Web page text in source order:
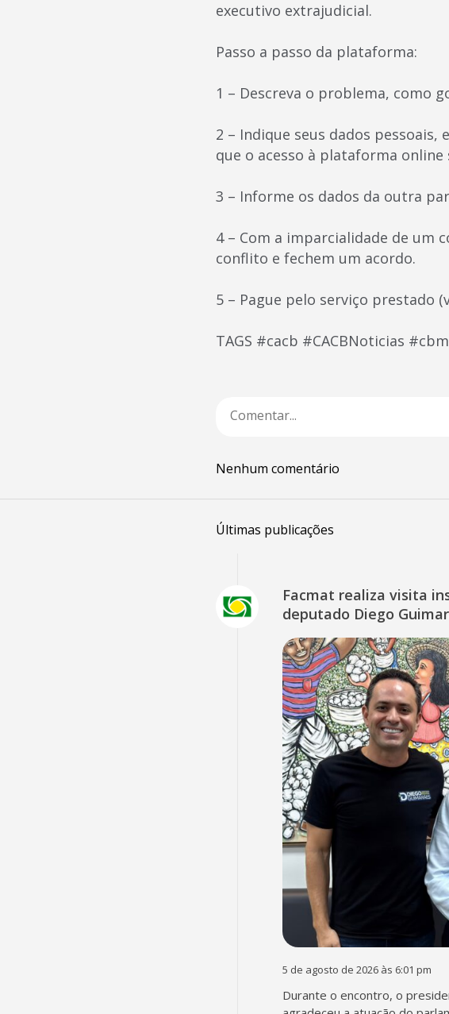
executivo extrajudicial.
Passo a passo da plataforma:
1 – Descreva o problema, como
2 – Indique seus dados
que o acesso à plataforma
3 – Informe os dados da outra
4 – Com a imparcialidade de um
conflito e fechem um acordo.
5 – Pague pelo serviço prestado
TAGS #cacb #CACBNoticias
Nenhum comentário
Últimas publicações
Facmat realiza visita
deputado Diego
5 de agosto de 2026 às 6:01 pm
Durante o encontro, o